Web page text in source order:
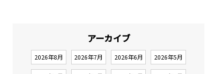
アーカイブ
2026年8月 2026年7月 2026年6月 2026年5月